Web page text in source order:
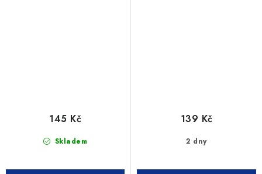
Skladem
145 Kč
2 dny
139 Kč